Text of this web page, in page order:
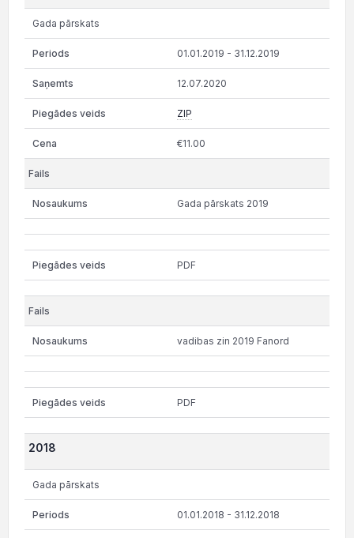
Gada pārskats
01.01.2019 - 31.12.2019
12.07.2020
ZIP
€11.00
Gada pārskats 2019
PDF
vadibas zin 2019 Fanord
PDF
2018
Gada pārskats
01.01.2018 - 31.12.2018